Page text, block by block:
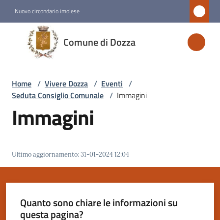
Nuovo circondario imolese
Comune di Dozza
Comune
di
Dozza
Servizi
Vivere
Dozza
Menu selezionato
Home / Vivere Dozza / Eventi /
Seduta Consiglio Comunale / Immagini
Immagini
Ultimo aggiornamento:31-01-2024 12:04
Quanto sono chiare le informazioni su
questa pagina?